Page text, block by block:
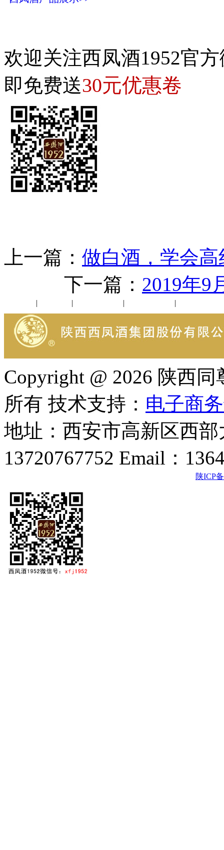
欢迎关注西凤酒1952官
即免费送30元优惠卷
上一篇： 做白酒，学会高
下一篇： 2019年9
| | | |
Copyright @ 2026 陕西
所有 技术支持： 电子商
地址：西安市高新区西
13720767752 Email：
陕ICP